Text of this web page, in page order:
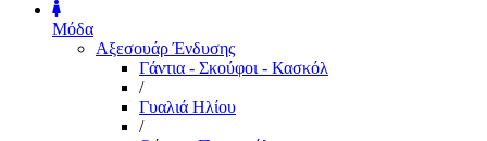
Μόδα
Αξεσουάρ Ένδυσης
Γάντια - Σκούφοι - Κασκόλ
/
Γυαλιά Ηλίου
/